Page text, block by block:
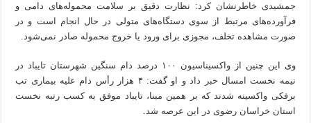
جمشیدی خاطرنشان کرد: نظارت دقیق بر سلامت محموله‌های دامی و
فرآورده‌های مرتبط از سوی دستگاه‌های متولی در حال انجام است و در
صورت مشاهده تخلف، مجوزی برای ورود یا خروج محموله صادر نمی‌شود.
وی این چنین از واکسیناسیون ۱۰۰ درصد دام سنگین شهرستان تایباد در
نیمه نخست امسال خبر
داد و او گفت: ۴ هزار رأس دام علیه بیماری تب
برفکی واکسینه شدند که بر همین مبنا، تایباد موفق به کسب رتبه نخست
استان خراسان رضوی در این عرصه شد.